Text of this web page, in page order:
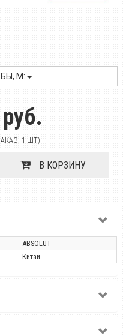
M:
1 ШТ)
В КОРЗИНУ
ABSOLUT
Китай